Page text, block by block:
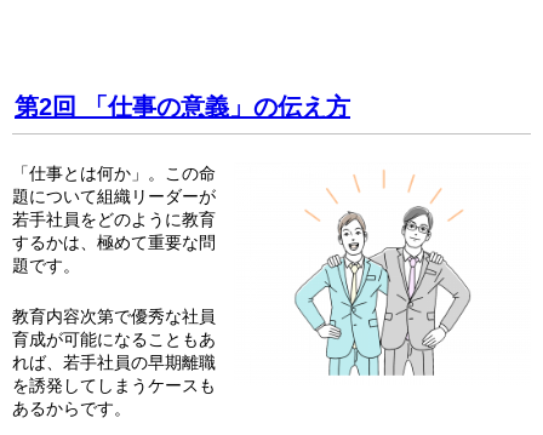
第2回 「仕事の意義」の伝え方
「仕事とは何か」。この命
題について組織リーダーが
若手社員をどのように教育
するかは、極めて重要な問
題です。
教育内容次第で優秀な社員
育成が可能になることもあ
れば、若手社員の早期離職
を誘発してしまうケースも
あるからです。